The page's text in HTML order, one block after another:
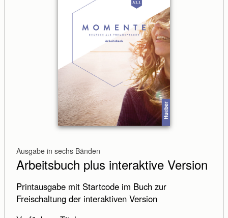
Ausgabe in sechs Bänden
Arbeitsbuch plus interaktive Version
Printausgabe mit Startcode im Buch zur
Freischaltung der interaktiven Version